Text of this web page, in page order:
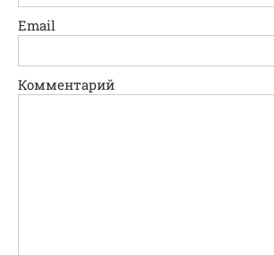
Email
Комментарий